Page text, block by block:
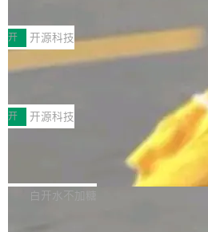
不完。」5T 来自免费额度，3T 来自
ve JH71XX 的设备，例如 VisionFive 2
64 STAR64，以及 QEMU。 增强了对
-2024 和 C23 编程接口标准的兼容性
_linux(8) 增强了对 Linux 系统调用的
括 epoll（围绕 kqueue 实现）、
列、...
案
享会在上海举办。鸿蒙生态的全场景智
台鲸鸿动能协同华为游戏中心，面向游
发者及生态伙伴，系统呈现了平台在游
完整能力版图——从IAP高价值用户的
营、到IAA游戏的“买变一体”正循环、
广告协同的全链路经营闭环，以及面向
的出海增长布局。 华为终端云业务商业
责人在开场致辞中表示，游戏开发者的
已不再是“多一个投放渠道”，而是一套
开 开源科技
技嘉X3D系列再添新成员 B850
面向AMD Ryzen X3D处理器玩家，技
列主板阵容迎来新成员——B850
X3D。作为面向主流高性能平台打造的
产品，B850 AORUS ELITE X3D延续
D平台优化上的技术积累，旨在为游戏
更稳定、更高效的装机选择。 B850
开 开源科技
Zadig v5.0 发布：AI 发布专员与 AI
我们团队这几天最大的卡点不是 AI 写
好，是 AI 写得太好了。 好到审查排期
白开水不加糖